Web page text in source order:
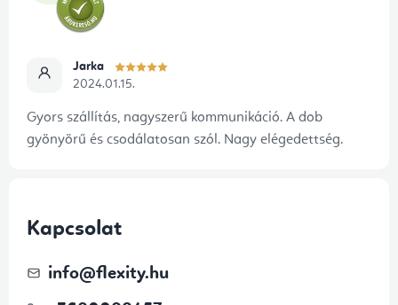
Jarka
2024.01.15.
Gyors szállítás, nagyszerű kommunikáció. A dob
gyönyörű és csodálatosan szól. Nagy elégedettség.
Kapcsolat
info@flexity.hu